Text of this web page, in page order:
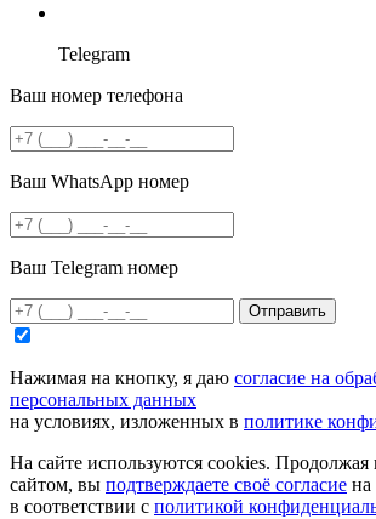
Telegram
Ваш номер телефона
Ваш WhatsApp номер
Ваш Telegram номер
Отправить
Нажимая на кнопку, я даю согласие на
персональных данных
на условиях, изложенных в политике
На сайте используются cookies. Продолжая
сайтом, вы подтверждаете своё согласие на
в соответствии с политикой